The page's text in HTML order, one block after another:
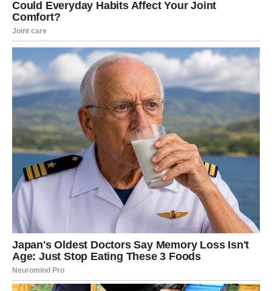
Novac dolazi iz pravca od kojeg
ste skoro odustale
Zvijezde pokazuju da će finansijska situacija uskoro
početi da se mijenja nabolje.
Mnoge Vodolije će konačno dobiti priliku da riješe
probleme koji ih dugo opterećuju. Posebno će sreće
imati one koje su dugo čekale poslovnu priliku ili
pokušavale ostvariti jedan važan cilj.
Moguće je da će vam osoba od koje to najmanje
očekujete pomoći više nego što možete zamisliti.
Svemir vam poručuje da ne odustajete jer ono najbolje
tek dolazi.